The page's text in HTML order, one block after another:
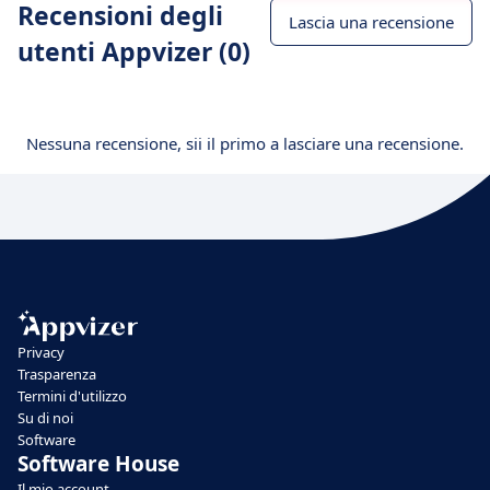
Recensioni degli
utenti Appvizer (0)
Lascia una recensione
Nessuna recensione, sii il primo a lasciare una recensione.
Privacy
Trasparenza
Termini d'utilizzo
Su di noi
Software
Software House